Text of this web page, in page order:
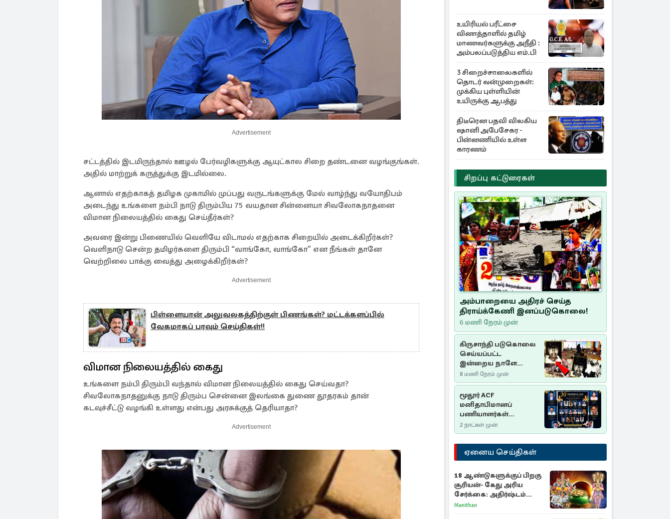
Advertisement
சட்டத்தில் இடமிருந்தால் ஊழல் பேர்வழிகளுக்கு ஆயுட்கால சிறை தண்டனை வழங்குங்கள்.
அதில் மாற்றுக் கருத்துக்கு இடமில்லை.
ஆனால் எதற்காகத் தமிழக முகாமில் முப்பது வருடங்களுக்கு மேல் வாழ்ந்து வயோதிபம்
அடைந்து உங்களை நம்பி நாடு திரும்பிய 75 வயதான சின்னையா சிவலோகநாதனை
விமான நிலையத்தில் கைது செய்தீர்கள்?
அவரை இன்று பிணையில் வெளியே விடாமல் எதற்காக சிறையில் அடைக்கிறீர்கள்?
வெளிநாடு சென்ற தமிழர்களை திரும்பி “வாங்கோ, வாங்கோ” என நீங்கள் தானே
வெற்றிலை பாக்கு வைத்து அழைக்கிறீர்கள்?
Advertisement
பிள்ளையான் அலுவலகத்திற்குள் பிணங்கள்? மட்டக்களப்பில்
வேகமாகப் பரவும் செய்திகள்!!
விமான நிலையத்தில் கைது
உங்களை நம்பி திரும்பி வந்தால் விமான நிலையத்தில் கைது செய்வதா?
சிவலோகநாதனுக்கு நாடு திரும்ப சென்னை இலங்கை துணை தூதரகம் தான்
கடவுச்சீட்டு வழங்கி உள்ளது என்பது அரசுக்குத் தெரியாதா?
Advertisement
உயிரியல் பரீட்சை
வினாத்தாளில் தமிழ்
மாணவர்களுக்கு அநீதி :
அம்பலப்படுத்திய எம்.பி
3 சிறைச்சாலைகளில்
தொடர் வன்முறைகள்:
முக்கிய புள்ளியின்
உயிருக்கு ஆபத்து
திடீரென பதவி விலகிய
ஷானி அபேசேகர -
பின்னணியில் உள்ள
காரணம்
சிறப்பு கட்டுரைகள்
அம்பாறையை அதிரச் செய்த
திராய்க்கேணி இனப்படுகொலை!
6 மணி நேரம் முன்
கிருசாந்தி படுகொலை
செய்யப்பட்ட
இன்றைய நாளே
செம்மணி
இனப்படுகொலை
தினம்…!
8 மணி நேரம் முன்
மூதூர் ACF
மனிதாபிமானப்
பணியாளர்கள்
படுகொலை (2006): 20
ஆண்டுகளாகியும் நீதி
மறுக்கப்பட்ட
மனிதாபிமானப்
பேரவலம்
2 நாட்கள் முன்
ஏனைய செய்திகள்
18 ஆண்டுகளுக்குப் பிறகு
சூரியன்- கேது அரிய
சேர்க்கை: அதிர்ஷ்டம்
பெறும் 3 ராசிகள்!
Manithan